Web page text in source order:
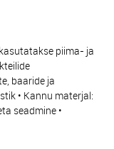
piima- ja
baaride ja
• Kannu materjal:
seadmine •